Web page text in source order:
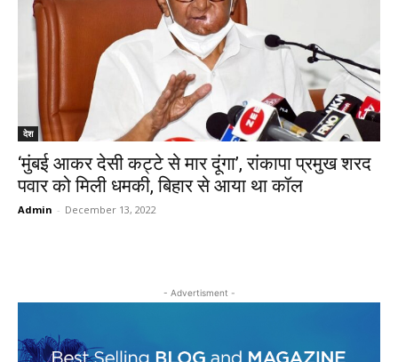
देश
‘मुंबई आकर देसी कट्टे से मार दूंगा’, रांकापा प्रमुख शरद
पवार को मिली धमकी, बिहार से आया था कॉल
Admin - December 13, 2022
- Advertisment -